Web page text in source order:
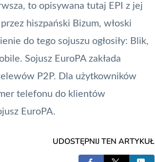
to opisywana tutaj EPI z jej
hiszpański Bizum, włoski
do tego sojuszu ogłosiły: Blik,
Sojusz EuroPA zakłada
P2P. Dla użytkowników
telefonu do klientów
EuroPA.
UDOSTĘPNIJ TEN ARTYKUŁ